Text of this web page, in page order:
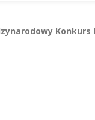
Konkurs